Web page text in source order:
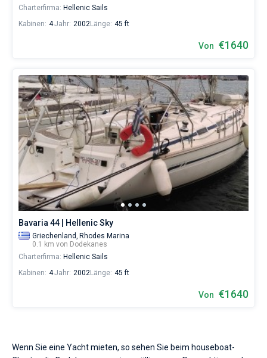
Charterfirma: Hellenic Sails
Kabinen: 4Jahr: 2002Länge: 45 ft
Von €1640
Bavaria 44 | Hellenic Sky
Griechenland, Rhodes Marina
0.1 km von Dodekanes
Charterfirma: Hellenic Sails
Kabinen: 4Jahr: 2002Länge: 45 ft
Von €1640
Wenn Sie eine Yacht mieten, so sehen Sie beim houseboat-